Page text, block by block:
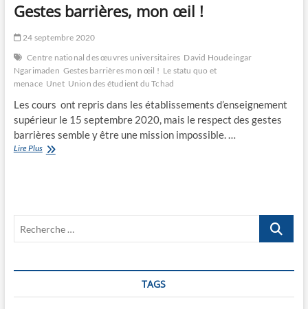
Gestes barrières, mon œil !
24 septembre 2020
Centre national des œuvres universitaires David Houdeingar
Ngarimaden Gestes barrières mon œil ! Le statu quo et
menace Unet Union des étudient du Tchad
Les cours ont repris dans les établissements d’enseignement
supérieur le 15 septembre 2020, mais le respect des gestes
barrières semble y être une mission impossible. …
Lire PlusGestes
Recherche
TAGS